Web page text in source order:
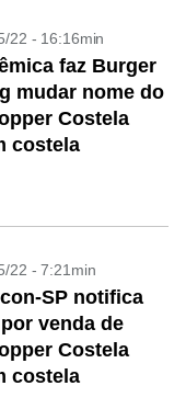
22 - 16:16min
faz Burger
mudar nome do
Costela
costela
22 - 7:21min
SP notifica
venda de
Costela
costela